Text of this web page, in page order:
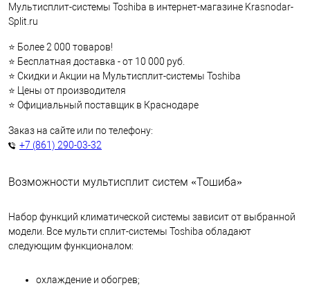
Мультисплит-системы Toshiba в интернет-магазине Krasnodar-
Split.ru
⭐ Более 2 000 товаров!
⭐ Бесплатная доставка - от 10 000 руб.
⭐ Скидки и Акции на Мультисплит-системы Toshiba
⭐ Цены от производителя
⭐ Официальный поставщик в Краснодаре
Заказ на сайте или по телефону:
+7 (861) 290-03-32
Возможности мультисплит систем «Тошиба»
Набор функций климатической системы зависит от выбранной
модели. Все мульти сплит-системы Toshiba обладают
следующим функционалом:
охлаждение и обогрев;